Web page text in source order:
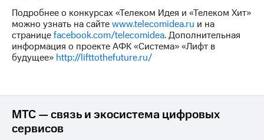
Подробнее о конкурсах «Телеком Идея и «Телеком Хит»
можно узнать на сайтеwww.telecomidea.ru и на
страницеfacebook.com/telecomidea. Дополнительная
информация о проекте АФК «Система» «Лифт в
будущее» http://lifttothefuture.ru/
МТС — связь и экосистема цифровых
сервисов